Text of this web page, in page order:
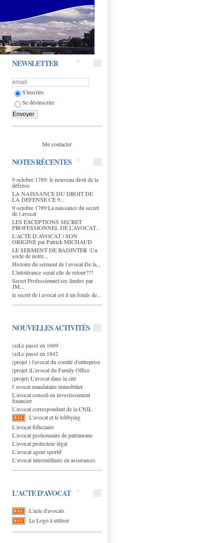
NEWSLETTER
S'inscrire
Se désinscrire
Me contacter
NOTES RÉCENTES
9 octobre 1789: le nouveau droit de la
défense
LA NAISSANCE DU DROIT DE
LA DEFENSE CE 9...
9 octobre 1789:La naissance du secret
de l avocat
LES EXCEPTIONS SECRET
PROFESSIONNEL DE L’AVOCAT...
L'ACTE D AVOCAT / SON
ORIGINE par Patrick MICHAUD
LE SERMENT DE BADINTER :Un
socle de notre...
Histoire du serment de l avocat De la...
L'intolérance serait elle de retour???
Secret Professionnel:ses limites par
JM...
le secret de l avocat est il un fonds de...
NOUVELLES ACTIVITÉS
(a)Le passé en 1669
(a)Le passé en 1842
(projet ) l'avocat du comité d'entreprise
(projet )L'avocat du Family Office
(projet) L'avocat dans la cité
l' avocat mandataire immobilier
L'avocat conseil en investissement
financier
L'avocat correspondant de la CNIL
L'avocat et le lobbying
L'avocat fiduciaire
L'avocat gestionnaire de patrimoine
L'avocat protecteur légal
L’avocat agent sportif
L’avocat intermédiaire en assurances
L'ACTE D'AVOCAT
L'acte d'avocats
Le Logo à utiliser